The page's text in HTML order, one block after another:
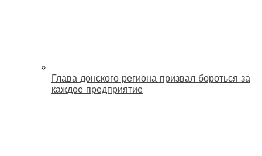
Глава донского региона призвал бороться за
каждое предприятие